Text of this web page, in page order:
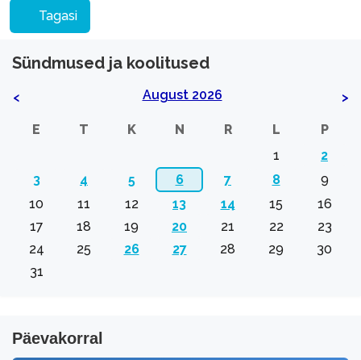
Tagasi
Sündmused ja koolitused
< August 2026 >
E T K N R L
P
1
2
3
4 5 6 7 8
9
10
11 12 13 14 15
16
17
18 19 20 21 22
23
24
25 26 27 28 29
30
31
Päevakorral